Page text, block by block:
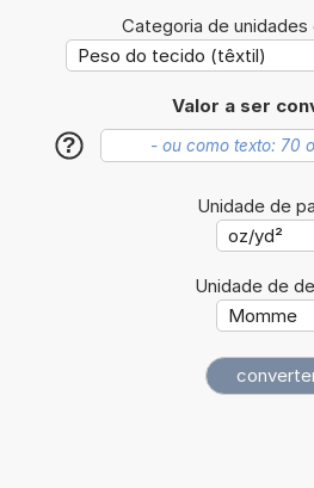
Categoria de
Valor a ser
?
Unidade de
Unidade de